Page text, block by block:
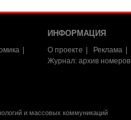
ИНФОРМАЦИЯ
О проекте
Реклама
Журнал: архив номеров
и массовых коммуникаций